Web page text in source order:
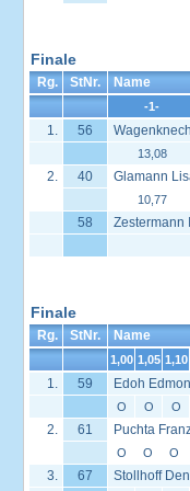
Finale
Rg. StNr. Name
-1-
1. 56
13,08
2. 40 Glamann
10,77
58 Zestermann
Finale
Rg. StNr. Name
1,00 1,05 1,10
1. 59 Edoh
O O O
2. 61 Puchta
O O O
3. 67 Stollhoff